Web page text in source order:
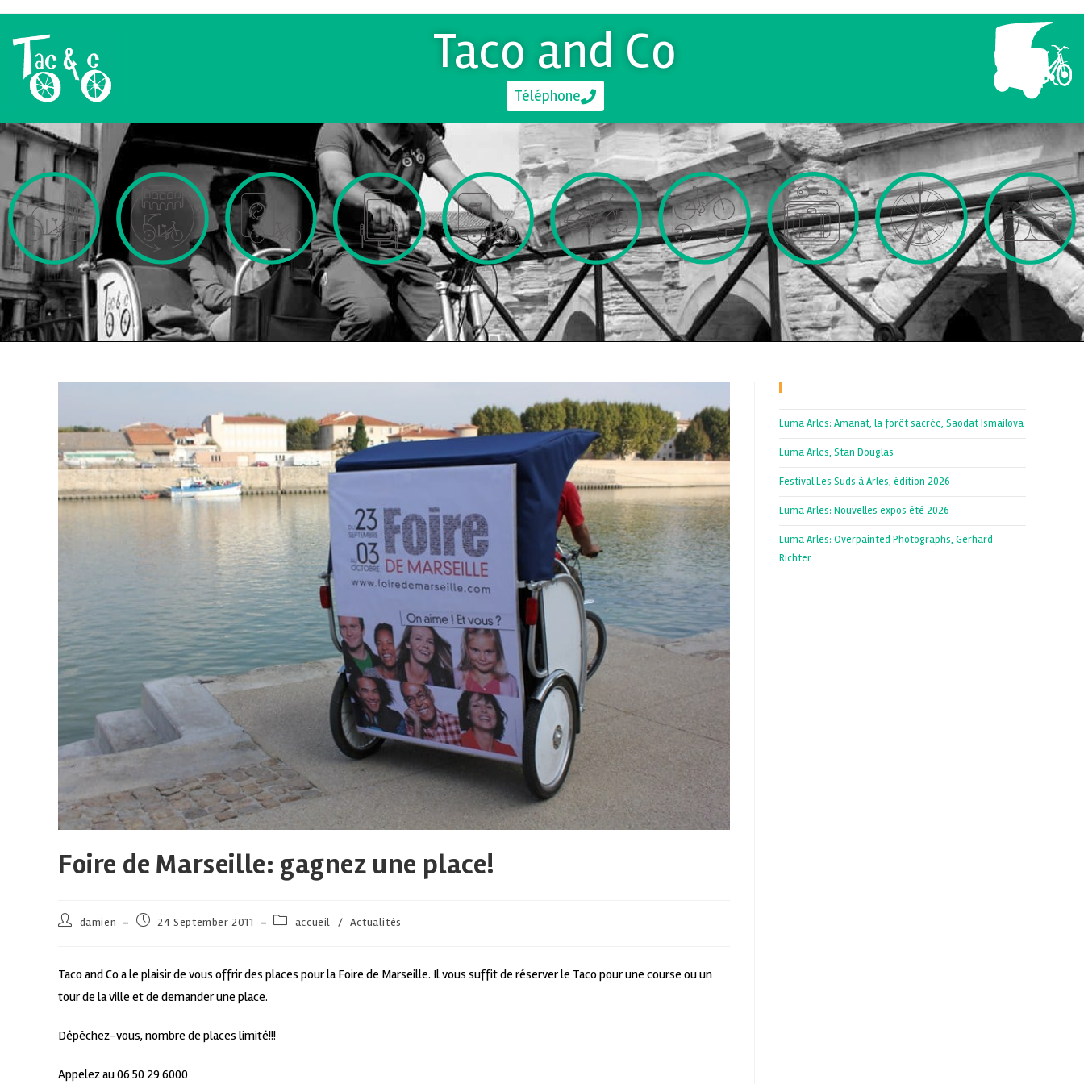
Taco and Co
Téléphone
Foire de Marseille: gagnez une place!
damien 24 September 2011 accueil / Actualités
Taco and Co a le plaisir de vous offrir des places pour la Foire de Marseille. Il vous suffit de réserver le Taco pour une course ou un
tour de la ville et de demander une place.
Dépêchez-vous, nombre de places limité!!!
Appelez au 06 50 29 6000
Luma Arles: Amanat, la forêt sacrée, Saodat Ismailova
Luma Arles, Stan Douglas
Festival Les Suds à Arles, édition 2026
Luma Arles: Nouvelles expos été 2026
Luma Arles: Overpainted Photographs, Gerhard
Richter